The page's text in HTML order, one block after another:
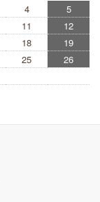
4
5
11
12
18
19
25
26